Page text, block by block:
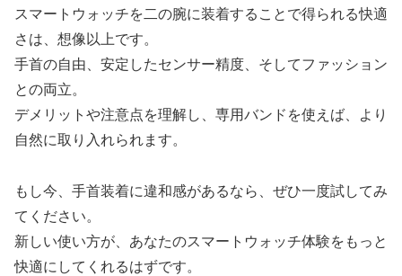
スマートウォッチを二の腕に装着することで得られる快適
さは、想像以上です。
手首の自由、安定したセンサー精度、そしてファッション
との両立。
デメリットや注意点を理解し、専用バンドを使えば、より
自然に取り入れられます。
もし今、手首装着に違和感があるなら、ぜひ一度試してみ
てください。
新しい使い方が、あなたのスマートウォッチ体験をもっと
快適にしてくれるはずです。